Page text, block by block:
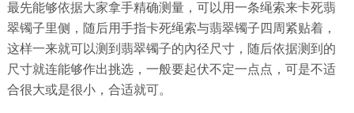
最先能够依据大家拿手精确测量，可以用一条绳索来卡死翡
翠镯子里侧，随后用手指卡死绳索与翡翠镯子四周紧贴着，
这样一来就可以测到翡翠镯子的內径尺寸，随后依据测到的
尺寸就连能够作出挑选，一般要起伏不定一点点，可是不适
合很大或是很小，合适就可。